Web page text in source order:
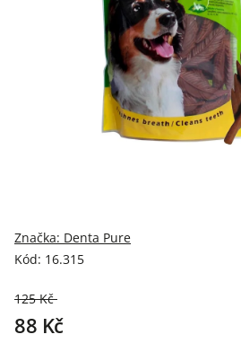
Kód: 16.315
Značka: Denta Pure
125 Kč
88 Kč